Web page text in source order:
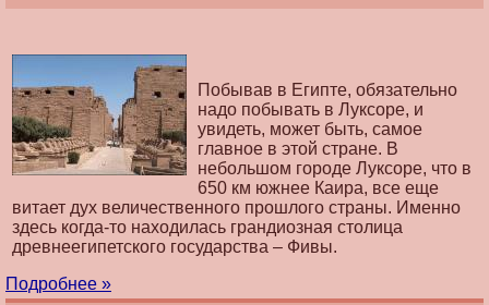
Побывав в Египте, обязательно
надо побывать в Луксоре, и
увидеть, может быть, самое
главное в этой стране. В
небольшом городе Луксоре, что в
650 км южнее Каира, все еще
витает дух величественного прошлого страны. Именно
здесь когда-то находилась грандиозная столица
древнеегипетского государства – Фивы.
Подробнее »